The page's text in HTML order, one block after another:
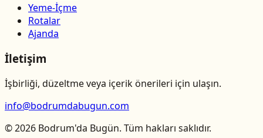
Yeme-İçme
Rotalar
Ajanda
İletişim
İşbirliği, düzeltme veya içerik önerileri için ulaşın.
info@bodrumdabugun.com
© 2026 Bodrum'da Bugün. Tüm hakları saklıdır.